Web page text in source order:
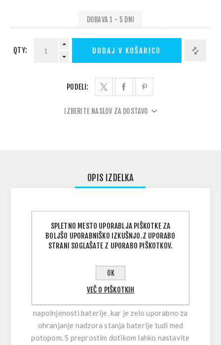
DOBAVA 1 - 5 DNI
QTY: DODAJ V KOŠARICO
PODELI:
IZBERITE NASLOV ZA DOSTAVO
OPIS IZDELKA
Podvodna svetilka Mares EOS 10LRW je
polnilna svetilka iz anodiziranega aluminija z
močjo 1000 lumnov in 90-minutno avtonomijo.
LED zagotavlja konstantno svetlobo skozi
snop (120 stopinj). Intenzivnost je mogoče
prilagoditi s priročnim mehanskim
napolnjenosti baterije, kar je zelo uporabno za
ohranjanje nadzora stanja baterije tudi med
potopom. S preprostim dotikom lahko nastavite
SPLETNO MESTO UPORABLJA PIŠKOTKE ZA
BOLJŠO UPORABNIŠKO IZKUŠNJO.Z UPORABO
STRANI SOGLAŠATE Z UPORABO PIŠKOTKOV.
OK
VEČ O PIŠKOTKIH